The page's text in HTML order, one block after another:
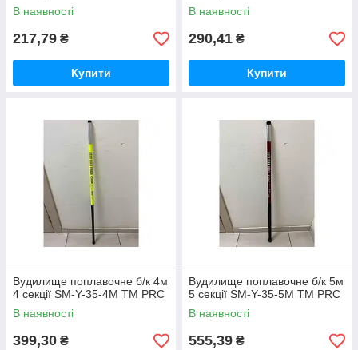
В наявності
217,79 ₴
Купити
В наявності
290,41 ₴
Купити
Вудилище поплавочне б/к 4м
4 секції SM-Y-35-4M ТМ PRC
В наявності
399,30 ₴
Вудилище поплавочне б/к 5м
5 секції SM-Y-35-5M ТМ PRC
В наявності
555,39 ₴